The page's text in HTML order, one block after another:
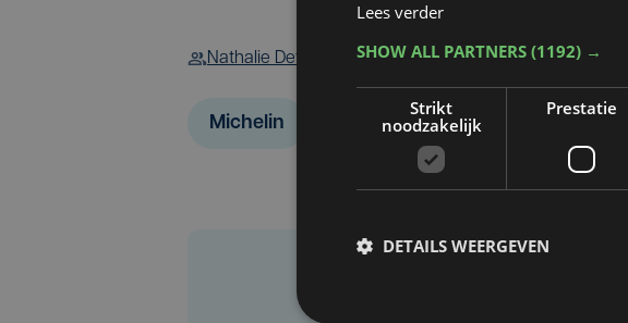
Nathalie Dewulf Celien Tanghe
Michelin
Lees verder
SHOW ALL PARTNERS (1192) →
Strikt
noodzakelijk
Prestatie
DETAILS WEERGEVEN